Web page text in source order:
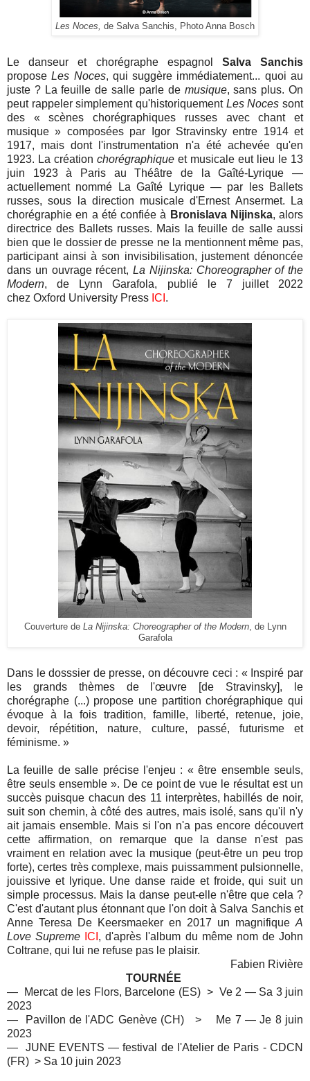
Les Noces, de Salva Sanchis, Photo Anna Bosch
Le danseur et chorégraphe espagnol Salva Sanchis
proposeLes Noces, qui suggère immédiatement... quoi au
juste ? La feuille de salle parle de musique, sans plus. On
peut rappeler simplement qu'historiquement Les Noces sont
des « scènes chorégraphiques russes avec chant et
musique » composées par Igor Stravinsky entre 1914 et
1917, mais dont l'instrumentation n'a été achevée qu'en
1923. La création chorégraphique et musicale eut lieu le 13
juin 1923 à Paris au Théâtre de la Gaîté-Lyrique —
actuellement nommé La Gaîté Lyrique — par les Ballets
russes, sous la direction musicale d'Ernest Ansermet. La
chorégraphie en a été confiée à Bronislava Nijinska, alors
directrice des Ballets russes. Mais la feuille de salle aussi
bien que le dossier de presse ne la mentionnent même pas,
participant ainsi à son invisibilisation, justement dénoncée
dans un ouvrage récent, La Nijinska: Choreographer of the
Modern, de Lynn Garafola, publié le 7 juillet 2022
chez Oxford University Press ICI .
Couverture de La Nijinska: Choreographer of the Modern, de Lynn
Garafola
Dans le dosssier de presse, on découvre ceci : « Inspiré par
les grands thèmes de l'œuvre [de Stravinsky], le
chorégraphe (...) propose une partition chorégraphique qui
évoque à la fois tradition, famille, liberté, retenue, joie,
devoir, répétition, nature, culture, passé, futurisme et
féminisme. »
La feuille de salle précise l'enjeu : «être ensemble seuls,
être seuls ensemble ». De ce point de vue le résultat est un
succès puisque chacun des 11 interprètes, habillés de noir,
suit son chemin, à côté des autres, mais isolé, sans qu'il n'y
ait jamais ensemble. Mais si l'on n'a pas encore découvert
cette affirmation, on remarque que la danse n'est pas
vraiment en relation avec la musique (peut-être un peu trop
forte), certes très complexe, mais puissamment pulsionnelle,
jouissive et lyrique. Une danse raide et froide, qui suit un
simple processus. Mais la danse peut-elle n'être que cela ?
C'est d'autant plus étonnant que l'on doit à Salva Sanchis et
Anne Teresa De Keersmaeker en 2017 un magnifiqueA
Love Supreme ICI ,d'après l'album du même nom de John
Coltrane, qui lui ne refuse pas le plaisir.
Fabien Rivière
TOURNÉE
— Mercat de les Flors, Barcelone (ES) > Ve 2 — Sa 3 juin
2023
— Pavillon de l'ADC Genève (CH) > Me 7 — Je 8 juin
2023
— JUNE EVENTS — festival de l'Atelier de Paris - CDCN
(FR) > Sa 10 juin 2023